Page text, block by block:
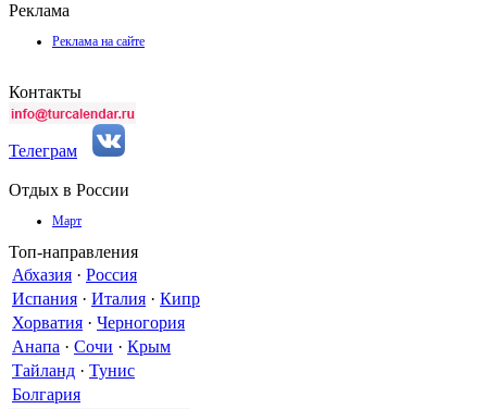
Реклама
Реклама на сайте
Контакты
Телеграм
Отдых в России
Март
Топ-направления
Абхазия · Россия
Испания · Италия · Кипр
Хорватия · Черногория
Анапа · Сочи · Крым
Тайланд · Тунис
Болгария